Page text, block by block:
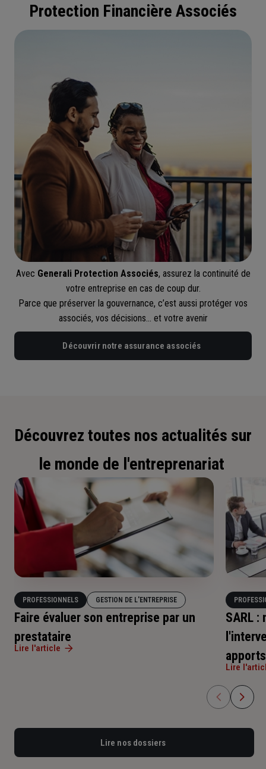
Protection Financière Associés
Avec Generali Protection Associés, assurez la continuité de
votre entreprise en cas de coup dur.
Parce que préserver la gouvernance, c’est aussi protéger vos
associés, vos décisions… et votre avenir
Découvrir notre assurance associés
Découvrez toutes nos actualités sur
le monde de l'entreprenariat
PROFESSIONNELS GESTION DE L'ENTREPRISE
Faire évaluer son entreprise par un
prestataire
Lire l'article
SARL :
apports
Lire
Lire nos dossiers